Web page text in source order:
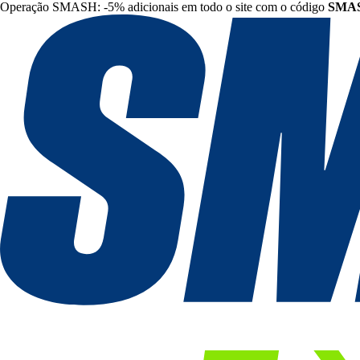
Operação SMASH: -5% adicionais em todo o site com o código